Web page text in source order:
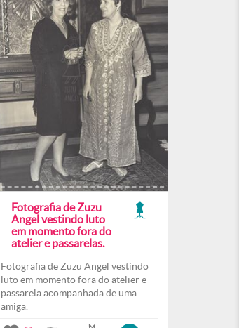
Fotografia de Zuzu
Angel vestindo luto
em momento fora do
atelier e passarelas.
Fotografia de Zuzu Angel vestindo
luto em momento fora do atelier e
passarela acompanhada de uma
amiga.